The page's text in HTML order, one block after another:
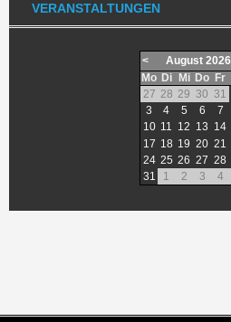
VERANSTALTUNGEN
< August 2026
Mo Di Mi Do Fr
27 28 29 30 31
3
4 5 6 7
10 11 12 13 14
17 18 19 20 21
24 25 26 27 28
31
1 2 3 4